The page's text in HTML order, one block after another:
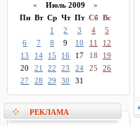
« Июль 2009 »
Пн Вт Ср Чт Пт Сб Вс
1
2 3 4
5
6
7 8 9 10 11
12
13
14 15 16 17 18
19
20
21 22 23 24 25
26
27
28 29 30 31
РЕКЛАМА